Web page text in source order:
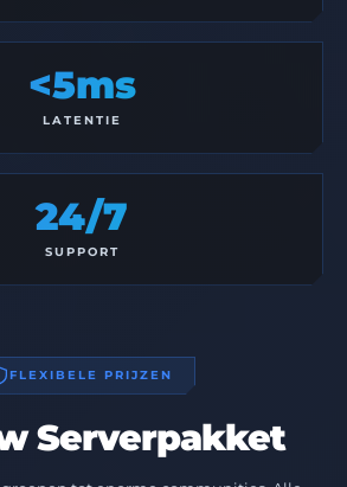
<5ms
LATENTIE
24/7
SUPPORT
FLEXIBELE PRIJZEN
Serverpakket